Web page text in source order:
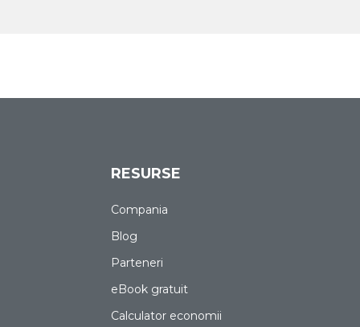
RESURSE
Compania
Blog
Parteneri
eBook gratuit
Calculator economii